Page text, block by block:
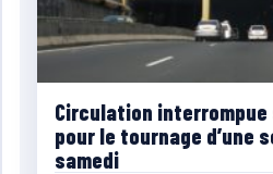
Circulation interrompue
pour le tournage d’une
samedi